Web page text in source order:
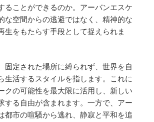
ることができるのか。アーバンエスケ
な空間からの逃避ではなく、精神的な
生をもたらす手段として捉えられま
固定された場所に縛られず、世界を自
生活するスタイルを指します。これに
クの可能性を最大限に活用し、新しい
する自由が含まれます。一方で、アー
都市の喧騒から逃れ、静寂と平和を追